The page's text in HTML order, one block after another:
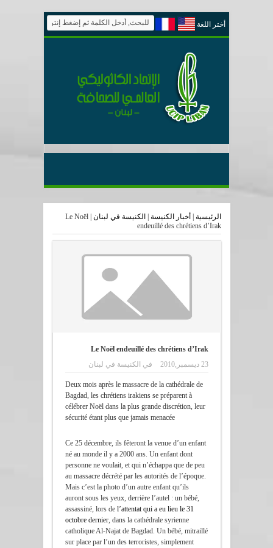
أختر اللغة
الرئيسية أخبار الكنيسة الكنيسة في لبنان |
Le Noël
endeuillé des chrétiens d’Irak
Le Noël endeuillé des chrétiens d’Irak
23 ديسمبر,2010
في الكنيسة في لبنان
Deux mois après le massacre de la cathédrale de
Bagdad, les chrétiens irakiens se préparent à
célébrer Noël dans la plus grande discrétion, leur
sécurité étant plus que jamais menacée
Ce 25 décembre, ils fêteront la venue d’un enfant
né au monde il y a 2000 ans. Un enfant dont
personne ne voulait, et qui n’échappa que de peu
au massacre décrété par les autorités de l’époque.
Mais c’est la photo d’un autre enfant qu’ils
auront sous les yeux, derrière l’autel : un bébé,
assassiné, lors de l’attentat qui a eu lieu le 31
octobre dernier, dans la cathédrale syrienne
catholique Al-Najat de Bagdad. Un bébé, mitraillé
sur place par l’un des terroristes, simplement